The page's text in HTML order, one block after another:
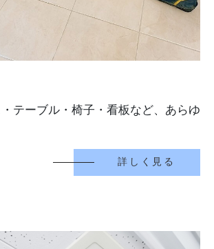
テーブル・椅子・看板など、あらゆ
詳しく見る